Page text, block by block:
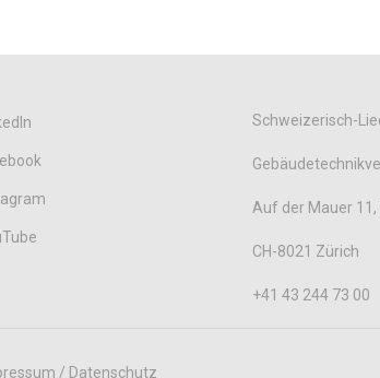
Schweizerisch-
Auf der Mauer
CH-8021 Zürich
+41 43 244 73 00
/ Datenschutz